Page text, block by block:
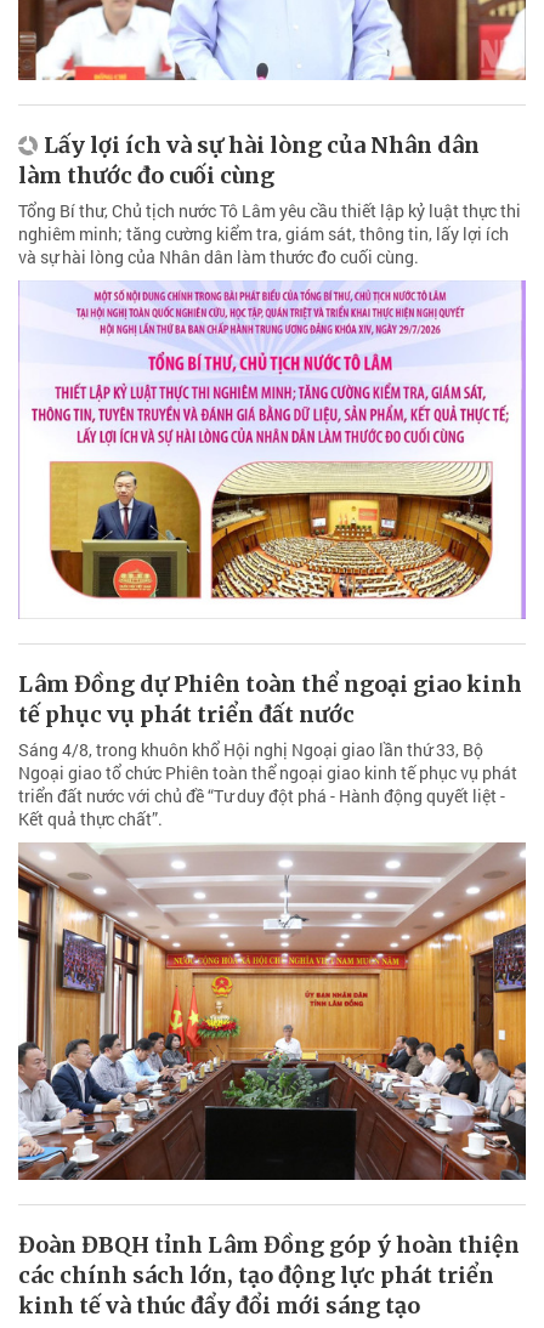
Lấy lợi ích và sự hài lòng của Nhân dân
làm thước đo cuối cùng
Tổng Bí thư, Chủ tịch nước Tô Lâm yêu cầu thiết lập kỷ luật thực thi
nghiêm minh; tăng cường kiểm tra, giám sát, thông tin, lấy lợi ích
và sự hài lòng của Nhân dân làm thước đo cuối cùng.
Lâm Đồng dự Phiên toàn thể ngoại giao kinh
tế phục vụ phát triển đất nước
Sáng 4/8, trong khuôn khổ Hội nghị Ngoại giao lần thứ 33, Bộ
Ngoại giao tổ chức Phiên toàn thể ngoại giao kinh tế phục vụ phát
triển đất nước với chủ đề “Tư duy đột phá - Hành động quyết liệt -
Kết quả thực chất”.
Đoàn ĐBQH tỉnh Lâm Đồng góp ý hoàn thiện
các chính sách lớn, tạo động lực phát triển
kinh tế và thúc đẩy đổi mới sáng tạo